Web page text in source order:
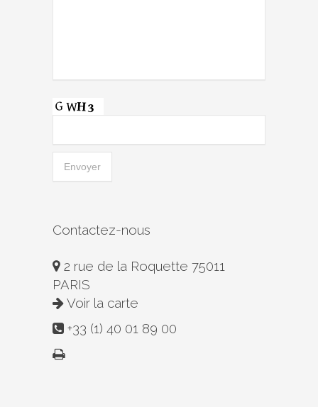
Contactez-nous
2 rue de la Roquette 75011
PARIS
Voir la carte
+33 (1) 40 01 89 00